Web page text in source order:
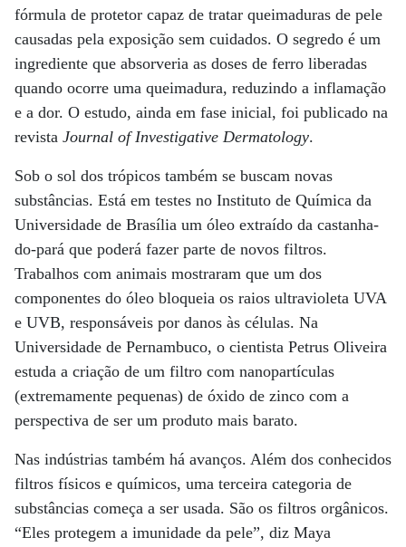
fórmula de protetor capaz de tratar queimaduras de pele
causadas pela exposição sem cuidados. O segredo é um
ingrediente que absorveria as doses de ferro liberadas
quando ocorre uma queimadura, reduzindo a inflamação
e a dor. O estudo, ainda em fase inicial, foi publicado na
revista Journal of Investigative Dermatology.
Sob o sol dos trópicos também se buscam novas
substâncias. Está em testes no Instituto de Química da
Universidade de Brasília um óleo extraído da castanha-
do-pará que poderá fazer parte de novos filtros.
Trabalhos com animais mostraram que um dos
componentes do óleo bloqueia os raios ultravioleta UVA
e UVB, responsáveis por danos às células. Na
Universidade de Pernambuco, o cientista Petrus Oliveira
estuda a criação de um filtro com nanopartículas
(extremamente pequenas) de óxido de zinco com a
perspectiva de ser um produto mais barato.
Nas indústrias também há avanços. Além dos conhecidos
filtros físicos e químicos, uma terceira categoria de
substâncias começa a ser usada. São os filtros orgânicos.
“Eles protegem a imunidade da pele”, diz Maya